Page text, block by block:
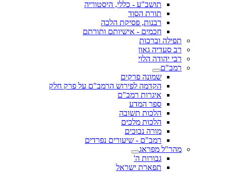
תושב"ע - כללי, היסטוריה
תורת הסוד
רבנות, פסיקת הלכה
חכמים - אישיותם ותורתם
תפילה וברכות
רב סעדיה גאון
רבי יהודה הלוי
רמב"ם
שמונה פרקים
הקדמה לפירוש הרמב"ם על פרק חלק
איגרות רמב"ם
ספר המדע
הלכות תשובה
הלכות מלכים
מורה נבוכים
רמב"ם - שיעורים נפרדים
מהר"ל מפראג
גבורות ה'
תפארת ישראל